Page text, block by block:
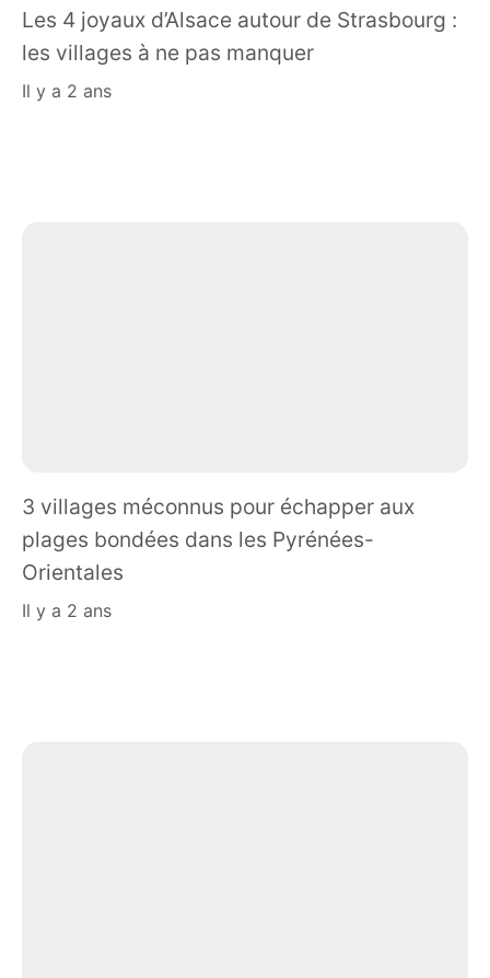
Les 4 joyaux d’Alsace autour de Strasbourg :
les villages à ne pas manquer
il y a 2 ans
3 villages méconnus pour échapper aux
plages bondées dans les Pyrénées-
Orientales
il y a 2 ans